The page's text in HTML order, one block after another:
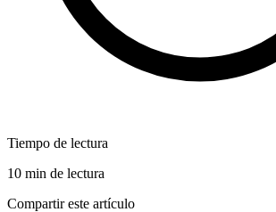
Tiempo de lectura
10 min de lectura
Compartir este artículo